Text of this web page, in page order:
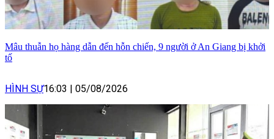
Mâu thuẫn họ hàng dẫn đến hỗn chiến, 9 người ở An Giang bị khởi
tố
HÌNH SỰ16:03 05/08/2026